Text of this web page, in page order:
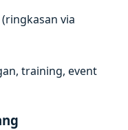
via
training, event